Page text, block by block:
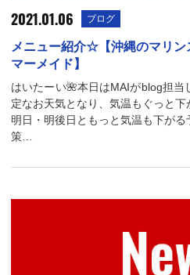
2021.01.06 ブログ
メニュー紹介☆【沖縄のマリ
マーメイド】
はいたーい🌺本日はMAIがblog担
定なお天気となり、気温もぐっと
明日・明後日ともっと気温も下が
策…